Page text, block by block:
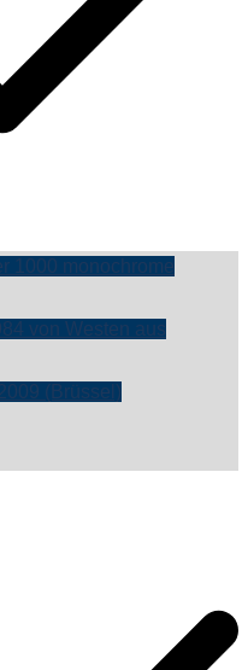
1000 monochrome
von Westen aus
(Brüssel)